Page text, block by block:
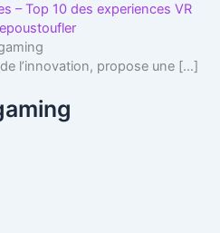
– Top 10 des experiences VR
l’innovation, propose une […]